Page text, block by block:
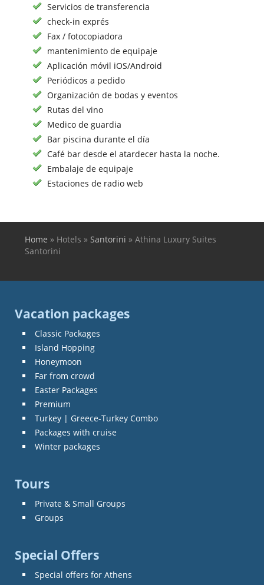
Servicios de transferencia
check-in exprés
Fax / fotocopiadora
mantenimiento de equipaje
Aplicación móvil iOS/Android
Periódicos a pedido
Organización de bodas y eventos
Rutas del vino
Medico de guardia
Bar piscina durante el día
Café bar desde el atardecer hasta la noche.
Embalaje de equipaje
Estaciones de radio web
You are here
Home » Hotels » Santorini » Athina Luxury Suites
Santorini
Vacation packages
Classic Packages
Island Hopping
Honeymoon
Far from crowd
Easter Packages
Premium
Turkey | Greece-Turkey Combo
Packages with cruise
Winter packages
Tours
Private & Small Groups
Groups
Special Offers
Special offers for Athens